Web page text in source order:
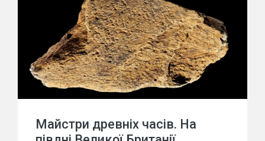
Майстри древніх часів. На